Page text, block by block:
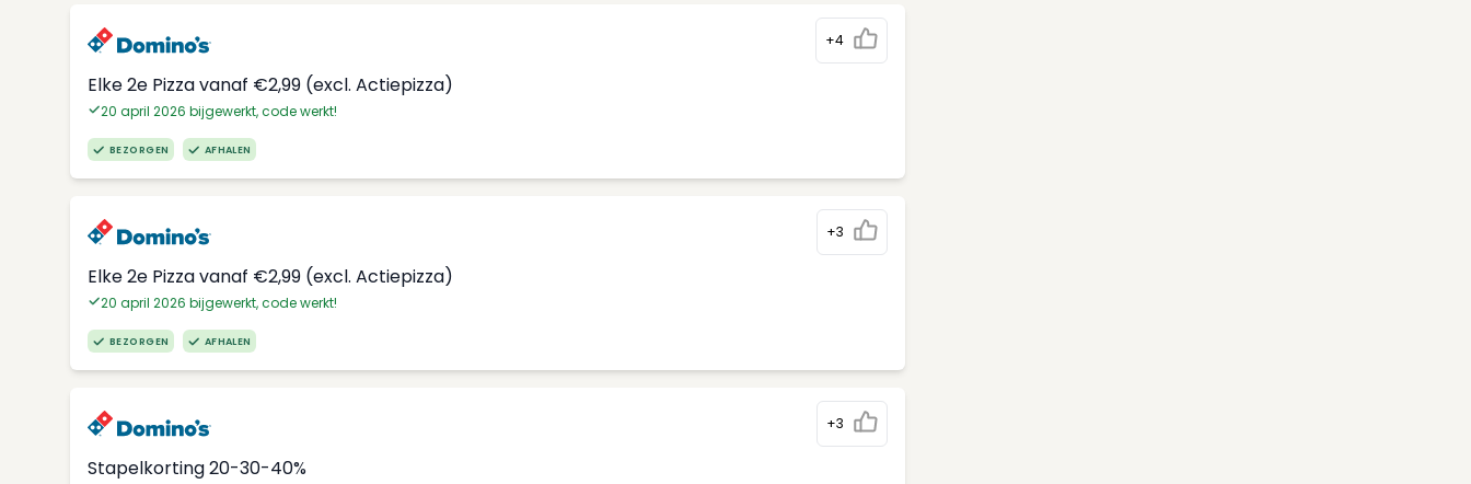
+4
Elke 2e Pizza vanaf €2,99 (excl. Actiepizza)
20 april 2026 bijgewerkt, code werkt!
BEZORGEN AFHALEN
+3
Elke 2e Pizza vanaf €2,99 (excl. Actiepizza)
20 april 2026 bijgewerkt, code werkt!
BEZORGEN AFHALEN
+3
Stapelkorting 20-30-40%